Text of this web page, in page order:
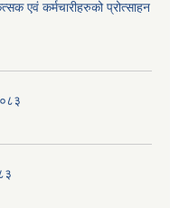
एवं कर्मचारीहरुको प्रोत्साहन